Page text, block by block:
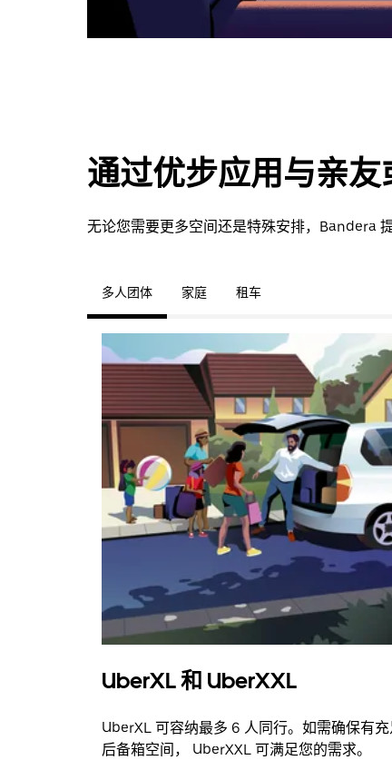
通过优步应用与亲
无论您需要更多空间还是特殊安排，Bandera
多人团体 家庭 租车
UberXL 和 UberXXL
UberXL 可容纳最多 6 人同行。如需确保有充
后备箱空间， UberXXL 可满足您的需求。